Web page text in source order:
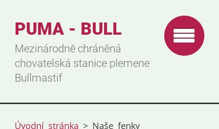
PUMA - BULL
Mezinárodně chráněná
chovatelská stanice plemene
Bullmastif
Úvodní stránka > Naše fenky